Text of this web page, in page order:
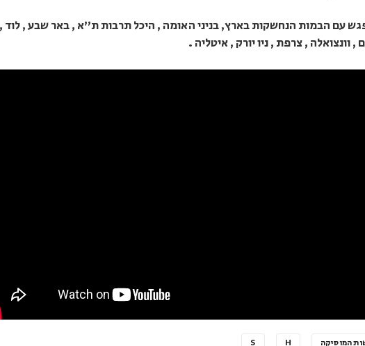
עם הבמות הנחשקות בארץ, בניני האומה , היכל תרבות ת"א , באר שבע , לוד
וונצואלה , צרפת , ניו יורק , איטליה .
המוסיקה H
S